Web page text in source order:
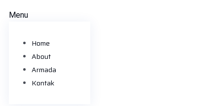
Menu
Home
About
Armada
Kontak